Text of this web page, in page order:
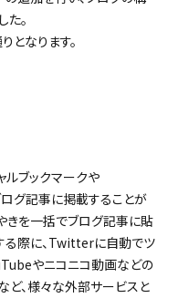
。
となります。
ルブックマークや
ログ記事に掲載することが
きを一括でブログ記事に貼
る際に、Twitterに自動でツ
やニコニコ動画などの
ど、様々な外部サービスと